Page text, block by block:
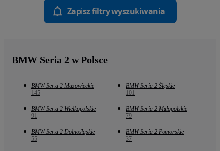
Zapisz filtry wyszukiwania
BMW Seria 2 w Polsce
BMW Seria 2 Mazowieckie
145
BMW Seria 2 Śląskie
101
BMW Seria 2 Wielkopolskie
91
BMW Seria 2 Małopolskie
79
BMW Seria 2 Dolnośląskie
55
BMW Seria 2 Pomorskie
37